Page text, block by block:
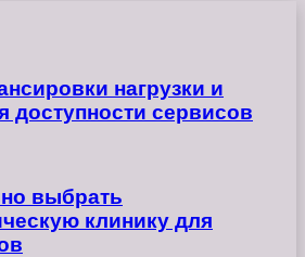
нагрузки и
доступности сервисов
выбрать
клинику для